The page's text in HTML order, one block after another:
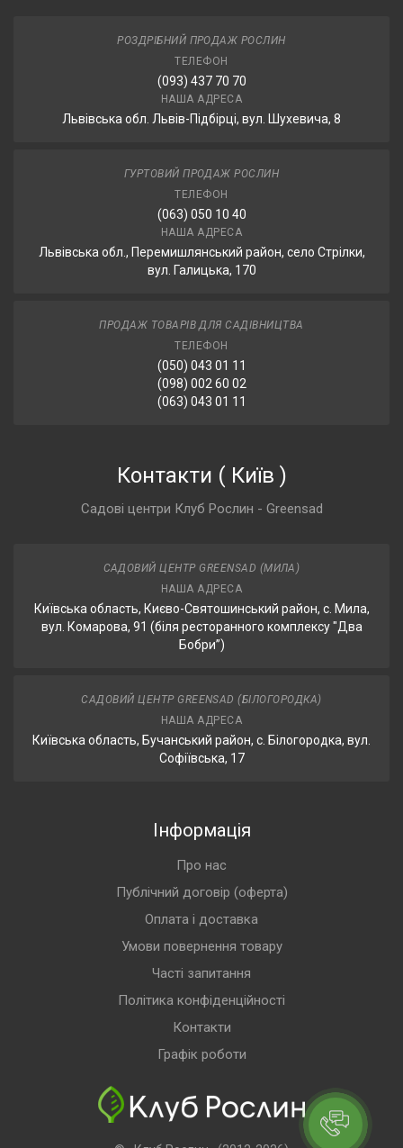
РОЗДРІБНИЙ ПРОДАЖ РОСЛИН
ТЕЛЕФОН
(093) 437 70 70
НАША АДРЕСА
Львівська обл. Львів-Підбірці, вул. Шухевича, 8
ГУРТОВИЙ ПРОДАЖ РОСЛИН
ТЕЛЕФОН
(063) 050 10 40
НАША АДРЕСА
Львівська обл., Перемишлянський район, село Стрілки,
вул. Галицька, 170
ПРОДАЖ ТОВАРІВ ДЛЯ САДІВНИЦТВА
ТЕЛЕФОН
(050) 043 01 11
(098) 002 60 02
(063) 043 01 11
Контакти ( Київ )
Садові центри Клуб Рослин - Greensad
САДОВИЙ ЦЕНТР GREENSAD (МИЛА)
НАША АДРЕСА
Київська область, Києво-Святошинський район, с. Мила,
вул. Комарова, 91 (біля ресторанного комплексу "Два
Бобри”)
САДОВИЙ ЦЕНТР GREENSAD (БІЛОГОРОДКА)
НАША АДРЕСА
Київська область, Бучанський район, с. Білогородка, вул.
Софіївська, 17
Інформація
Про нас
Публічний договір (оферта)
Оплата і доставка
Умови повернення товару
Часті запитання
Політика конфіденційності
Контакти
Графік роботи